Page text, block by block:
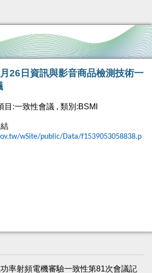
26日資訊與影音商品檢測技術一
目:一致性會議 , 類別:BSMI
wSite/public/Data/f1539053058838.p
率射頻電機審驗一致性第81次會議記